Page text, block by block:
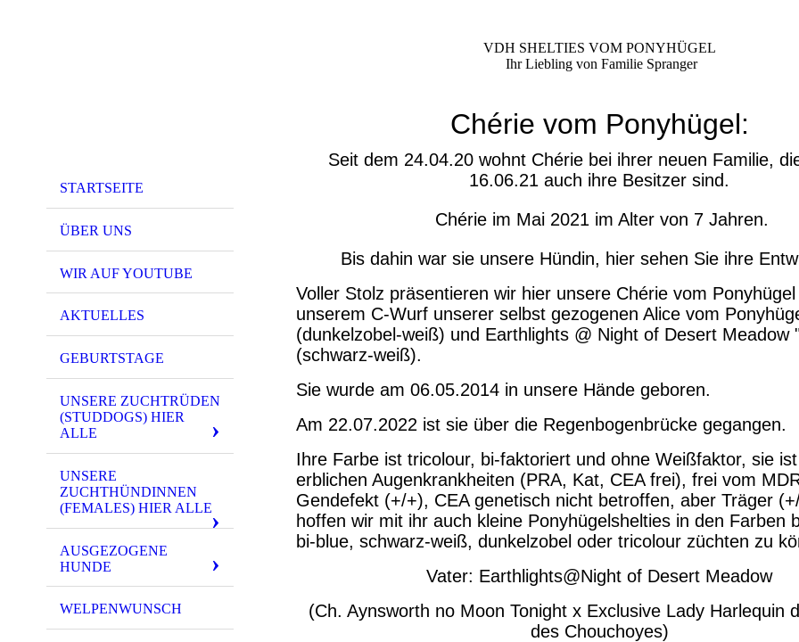
STARTSEITE
ÜBER UNS
WIR AUF YOUTUBE
AKTUELLES
GEBURTSTAGE
UNSERE ZUCHTRÜDEN
(STUDDOGS) HIER
ALLE
UNSERE
ZUCHTHÜNDINNEN
(FEMALES) HIER ALLE
AUSGEZOGENE
HUNDE
WELPENWUNSCH
VDH SHELTIES VOM PONYHÜGEL
Ihr Liebling von Familie Spranger
Chérie vom Ponyhügel:
Seit dem 24.04.20 wohnt Chérie bei ihrer neuen Familie,
16.06.21 auch ihre Besitzer sind.
Chérie im Mai 2021 im Alter von 7 Jahren.
Bis dahin war sie unsere Hündin, hier sehen Sie ihre
Voller Stolz präsentieren wir hier unsere Chérie vom
unserem C-Wurf unserer selbst gezogenen Alice vom
(dunkelzobel-weiß) und Earthlights @ Night of Desert Meadow
(schwarz-weiß).
Sie wurde am 06.05.2014 in unsere Hände geboren.
Am 22.07.2022 ist sie über die Regenbogenbrücke gegangen.
Ihre Farbe ist tricolour, bi-faktoriert und ohne Weißfaktor, sie
erblichen Augenkrankheiten (PRA, Kat, CEA frei), frei vom
Gendefekt (+/+), CEA genetisch nicht betroffen, aber Träger
hoffen wir mit ihr auch kleine Ponyhügelshelties in den Farben
bi-blue, schwarz-weiß, dunkelzobel oder tricolour züchten zu
Vater: Earthlights@Night of Desert Meadow
(Ch. Aynsworth no Moon Tonight x Exclusive Lady Harlequin
des Chouchoyes)